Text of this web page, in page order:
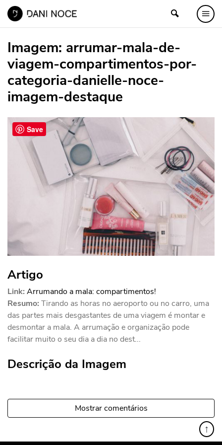
Imagem: arrumar-mala-de-
viagem-compartimentos-por-
categoria-danielle-noce-
imagem-destaque
Artigo
Link: Arrumando a mala: compartimentos!
Resumo: Tirando as horas no aeroporto ou no carro, uma
das partes mais desgastantes de uma viagem é montar e
desmontar a mala. A arrumação e organização pode
facilitar muito o seu dia a dia no dest...
Descrição da Imagem
Mostrar comentários
↑
Save